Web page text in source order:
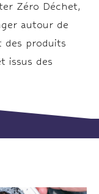
Zéro Déchet,
autour de
des produits
issus des